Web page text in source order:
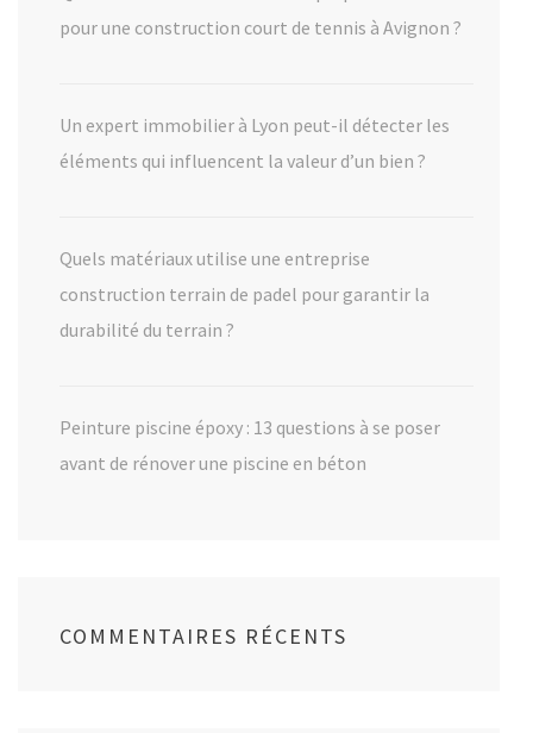
pour une construction court de tennis à Avignon ?
Un expert immobilier à Lyon peut-il détecter les
éléments qui influencent la valeur d’un bien ?
Quels matériaux utilise une entreprise
construction terrain de padel pour garantir la
durabilité du terrain ?
Peinture piscine époxy : 13 questions à se poser
avant de rénover une piscine en béton
COMMENTAIRES RÉCENTS